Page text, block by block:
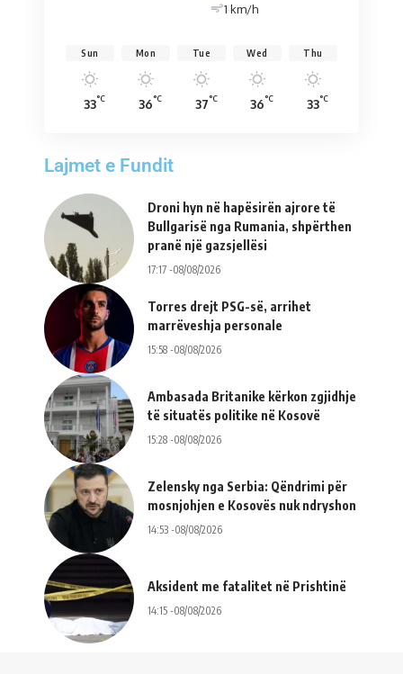
1 km/h
Sun
33°C
Mon
36°C
Tue
37°C
Wed
36°C
Thu
33°C
Lajmet e Fundit
Droni hyn në hapësirën ajrore të
Bullgarisë nga Rumania, shpërthen
pranë një gazsjellësi
17:17 -08/08/2026
Torres drejt PSG-së, arrihet
marrëveshja personale
15:58 -08/08/2026
Ambasada Britanike kërkon zgjidhje
të situatës politike në Kosovë
15:28 -08/08/2026
Zelensky nga Serbia: Qëndrimi për
mosnjohjen e Kosovës nuk ndryshon
14:53 -08/08/2026
Aksident me fatalitet në Prishtinë
14:15 -08/08/2026